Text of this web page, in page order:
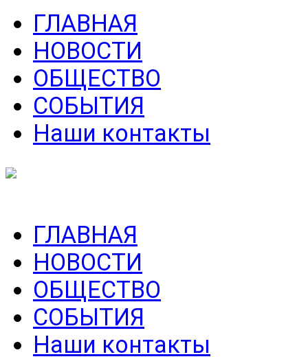
ГЛАВНАЯ
НОВОСТИ
ОБЩЕСТВО
СОБЫТИЯ
Наши контакты
ГЛАВНАЯ
НОВОСТИ
ОБЩЕСТВО
СОБЫТИЯ
Наши контакты